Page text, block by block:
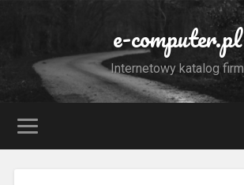
e-computer.pl
Internetowy katalog firm